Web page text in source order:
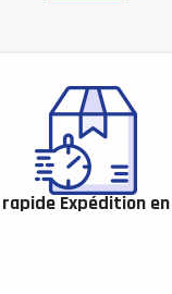
rapide Expédition